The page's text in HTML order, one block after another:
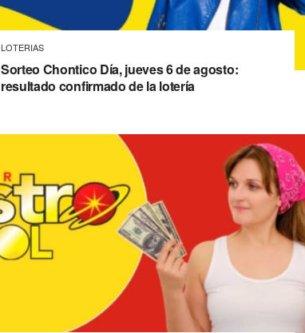
LOTERIAS
Sorteo Chontico Día, jueves 6 de agosto:
resultado confirmado de la lotería